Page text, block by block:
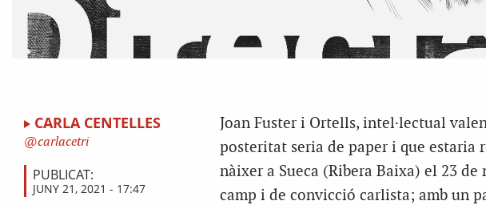
CARLA CENTELLES
carlacetri
PUBLICAT:
JUNY 21, 2021 - 17:47
Joan Fuster i Ortells, intel·lectual
posteritat seria de paper i que estaria
nàixer a Sueca (Ribera Baixa) el 23
camp i de convicció carlista; amb un